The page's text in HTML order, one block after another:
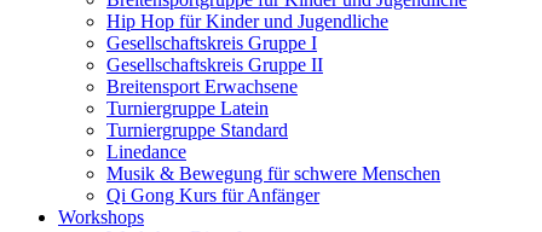
Hip Hop für Kinder und Jugendliche​
Gesellschaftskreis Gruppe I
Gesellschaftskreis Gruppe II
Breitensport Erwachsene
Turniergruppe Latein
Turniergruppe Standard
Linedance
Musik & Bewegung für schwere Menschen​
Qi Gong Kurs für Anfänger
Workshops